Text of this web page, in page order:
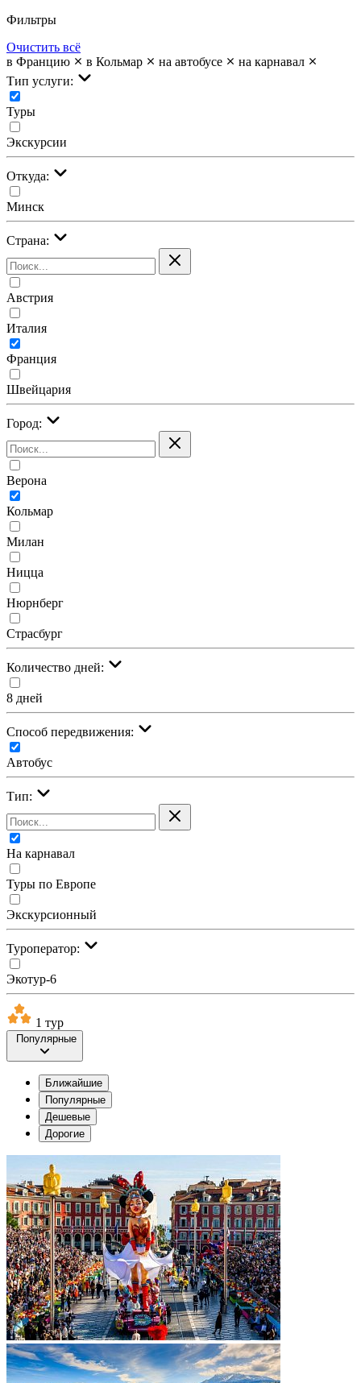
Фильтры
Очистить всё
в Францию
в Кольмар на автобусе
на карнавал
Тип услуги:
Туры
Экскурсии
Откуда:
Минск
Страна:
Австрия
Италия
Франция
Швейцария
Город:
Верона
Кольмар
Милан
Ницца
Нюрнберг
Страсбург
Количество дней:
8 дней
Cпособ передвижения:
Автобус
Тип:
На карнавал
Туры по Европе
Экскурсионный
Туроператор:
Экотур-6
1 тур
Популярные
Ближайшие
Популярные
Дешевые
Дорогие